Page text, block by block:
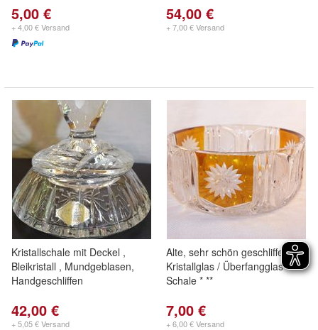
5,00 €
+ 4,00 € Versand
54,00 €
+ 7,00 € Versand
Kristallschale mit Deckel ,
Bleikristall , Mundgeblasen,
Handgeschliffen
42,00 €
+ 5,05 € Versand
Alte, sehr schön geschliffene
Kristallglas / Überfangglas -
Schale * **
7,00 €
+ 6,00 € Versand